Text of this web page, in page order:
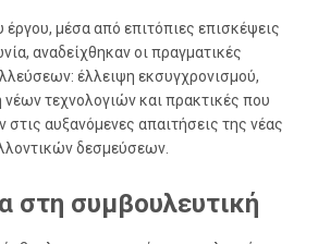
έργου, μέσα από επιτόπιες επισκέψεις
αναδείχθηκαν οι πραγματικές
έλλειψη εκσυγχρονισμού,
τεχνολογιών και πρακτικές που
στις αυξανόμενες απαιτήσεις της νέας
δεσμεύσεων.
στη συμβουλευτική